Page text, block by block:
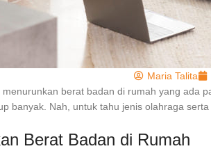
Maria Talita
menurunkan berat badan di rumah yang ada
banyak. Nah, untuk tahu jenis olahraga
Berat Badan di Rumah